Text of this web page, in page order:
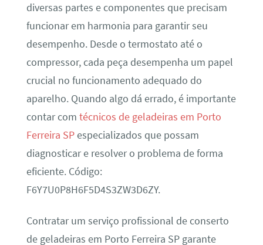
diversas partes e componentes que precisam
funcionar em harmonia para garantir seu
desempenho. Desde o termostato até o
compressor, cada peça desempenha um papel
crucial no funcionamento adequado do
aparelho. Quando algo dá errado, é importante
contar com técnicos de geladeiras em Porto
Ferreira SPespecializados que possam
diagnosticar e resolver o problema de forma
eficiente. Código:
F6Y7U0P8H6F5D4S3ZW3D6ZY.
Contratar um serviço profissional de conserto
de geladeiras em Porto Ferreira SP garante